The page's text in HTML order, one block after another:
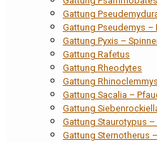
Gattung
Gattung Pseudemys –
Gattung Pyxis –
Gattung Rafetus
Gattung Rheodytes
Gattung
Gattung Sacalia –
Gattung
Gattung Staurotypus
Gattung Sternotherus